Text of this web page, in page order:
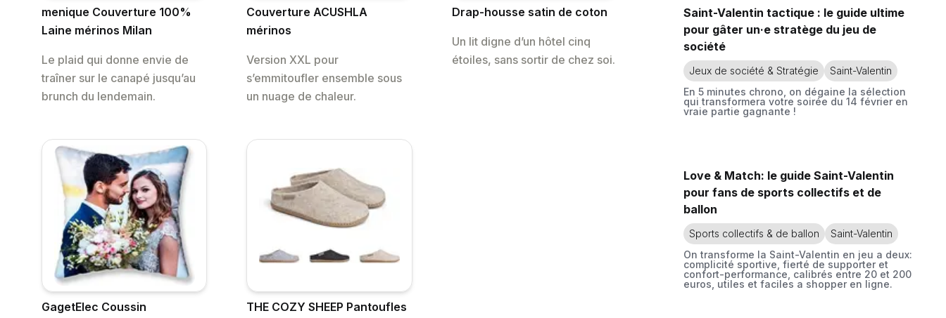
menique Couverture 100%
Laine mérinos Milan
Le plaid qui donne envie de
traîner sur le canapé jusqu’au
brunch du lendemain.
Couverture ACUSHLA
mérinos
Version XXL pour
s’emmitoufler ensemble sous
un nuage de chaleur.
Drap-housse satin de coton
Un lit digne d’un hôtel cinq
étoiles, sans sortir de chez soi.
GagetElec Coussin
THE COZY SHEEP Pantoufles
Saint-Valentin tactique : le guide ultime
pour gâter un·e stratège du jeu de
société
Jeux de société & Stratégie
Saint-Valentin
En 5 minutes chrono, on dégaine la sélection
qui transformera votre soirée du 14 février en
vraie partie gagnante !
Love & Match: le guide Saint-Valentin
pour fans de sports collectifs et de
ballon
Sports collectifs & de ballon
Saint-Valentin
On transforme la Saint-Valentin en jeu a deux:
complicité sportive, fierté de supporter et
confort-performance, calibrés entre 20 et 200
euros, utiles et faciles a shopper en ligne.